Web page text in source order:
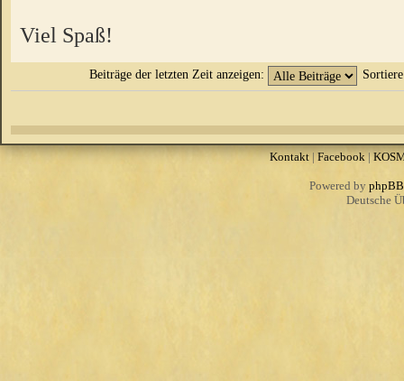
Viel Spaß!
Beiträge der letzten Zeit anzeigen:
Kontakt|Facebook|
Powered by phpBB
Deutsche